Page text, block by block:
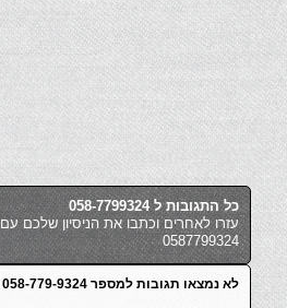
כל התגובות ל 058-7799324
עזרו לאחרים וכתבו את הניסיון שלכם עם
0587799324
לא נמצאו תגובות למספר 058-779-9324